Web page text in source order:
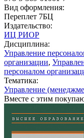
Вид оформления:
Переплет 7БЦ
Издательство:
ИЦ РИОР
Дисциплина:
Управление
организации,
персоналом
Тематика:
Управление
Вместе с этим